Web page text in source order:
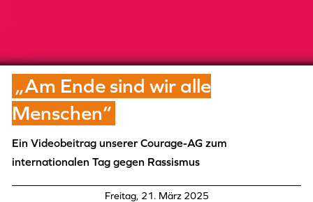
„Am Ende sind wir alle
Menschen“
Ein Videobeitrag unserer Courage-AG zum
internationalen Tag gegen Rassismus
Freitag, 21. März 2025